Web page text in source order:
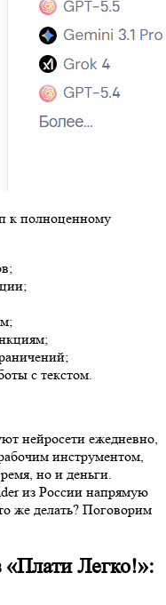
к полноценному
с текстом.
нейросети ежедневно,
инструментом,
но и деньги.
из России напрямую
же делать? Поговорим
«Плати Легко!»: